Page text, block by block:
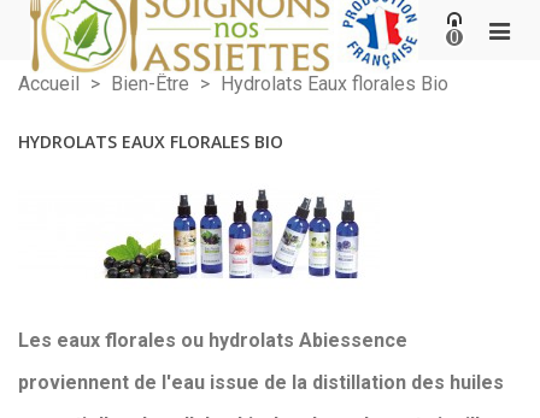
0
Accueil > Bien-Être > Hydrolats Eaux florales Bio
HYDROLATS EAUX FLORALES BIO
Les eaux florales ou hydrolats Abiessence
proviennent de l'eau issue de la distillation des huiles